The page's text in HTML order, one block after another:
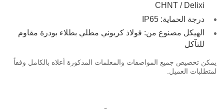
CHNT / Delixi
درجة الحماية: IP65
الهيكل مصنوع من: فولاذ كربوني مطلي بطلاء بودرة مقاوم
للتآكل
يمكن تخصيص جميع المواصفات والمعلمات المذكورة أعلاه بالكامل وفقاً
لمتطلبات العميل.